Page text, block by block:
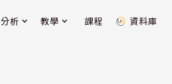
分析 教學 課程 資料庫